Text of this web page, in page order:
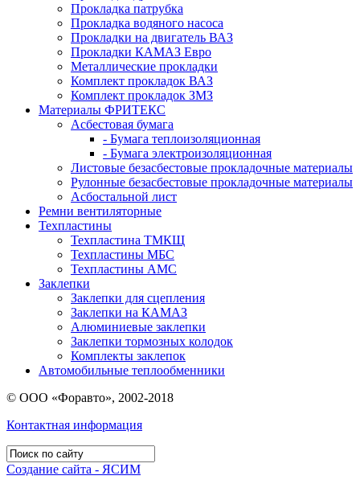
Прокладка патрубка
Прокладка водяного насоса
Прокладки на двигатель ВАЗ
Прокладки КАМАЗ Евро
Металлические прокладки
Комплект прокладок ВАЗ
Комплект прокладок ЗМЗ
Материалы ФРИТЕКС
Асбестовая бумага
- Бумага теплоизоляционная
- Бумага электроизоляционная
Листовые безасбестовые прокладочные материалы
Рулонные безасбестовые прокладочные материалы
Асбостальной лист
Ремни вентиляторные
Техпластины
Техпластина ТМКЩ
Техпластины МБС
Техпластины АМС
Заклепки
Заклепки для сцепления
Заклепки на КАМАЗ
Алюминиевые заклепки
Заклепки тормозных колодок
Комплекты заклепок
Автомобильные теплообменники
© ООО «Форавто», 2002-2018
Контактная информация
Создание сайта - ЯСИМ